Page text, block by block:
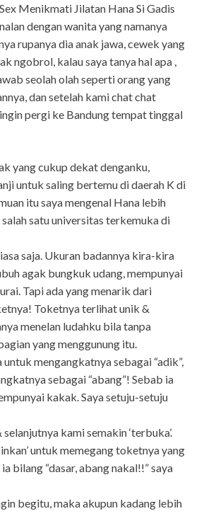
Menikmati Jilatan Hana Si Gadis
dengan wanita yang namanya
rupanya dia anak jawa, cewek yang
ngobrol, kalau saya tanya hal apa ,
seolah olah seperti orang yang
dan setelah kami chat chat
pergi ke Bandung tempat tinggal
yang cukup dekat denganku,
untuk saling bertemu di daerah K di
itu saya mengenal Hana lebih
salah satu universitas terkemuka di
saja. Ukuran badannya kira-kira
agak bungkuk udang, mempunyai
Tapi ada yang menarik dari
Toketnya terlihat unik &
menelan ludahku bila tanpa
yang menggunung itu.
mengangkatnya sebagai “adik”,
sebagai “abang”! Sebab ia
kakak. Saya setuju-setuju
kami semakin ‘terbuka’.
untuk memegang toketnya yang
bilang “dasar, abang nakal!!” saya
begitu, maka akupun kadang lebih